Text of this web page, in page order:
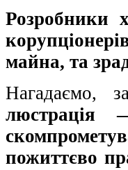
Розробники
майна, та
Нагадаємо,
люстрація
пожиттєво